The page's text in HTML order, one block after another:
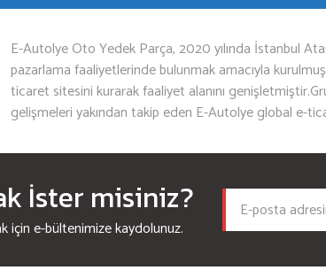
E-Autolye Oto Yedek Parça, 2020 yılında İstanbul
pazarlama faaliyetlerinde bulunmak amacıyla
ticaret sitesini kurarak faaliyet alanını
gelişmeleri yakından takip eden E-Autolye global e-
İster misiniz?
için e-bültenimize kaydolunuz.